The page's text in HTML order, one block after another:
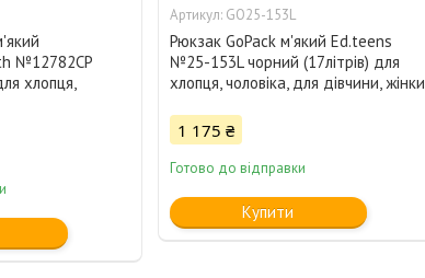
№12782CP
хлопця,
GO25-153L
Рюкзак GoPack м'який Ed.teens
№25-153L чорний (17літрів) для
хлопця, чоловіка, для дівчини, жінки
1 175 ₴
Готово до відправки
Купити